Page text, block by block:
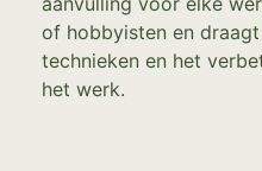
of hobbyisten en
technieken en het
het werk.